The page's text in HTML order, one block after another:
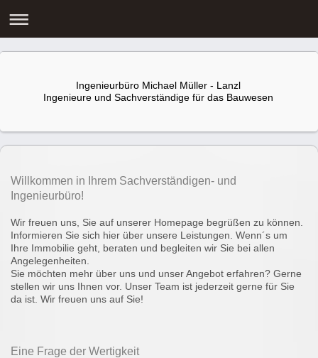
Ingenieurbüro Michael Müller - Lanzl
Ingenieure und Sachverständige für das Bauwesen
Willkommen in Ihrem Sachverständigen- und
Ingenieurbüro!
Wir freuen uns, Sie auf unserer Homepage begrüßen zu können.
Informieren Sie sich hier über unsere Leistungen. Wenn´s um
Ihre Immobilie geht, beraten und begleiten wir Sie bei allen
Angelegenheiten.
Sie möchten mehr über uns und unser Angebot erfahren? Gerne
stellen wir uns Ihnen vor. Unser Team ist jederzeit gerne für Sie
da ist. Wir freuen uns auf Sie!
Eine Frage der Wertigkeit